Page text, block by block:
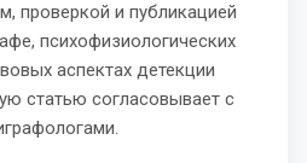
проверкой и публикацией
психофизиологических
аспектах детекции
статью согласовывает с